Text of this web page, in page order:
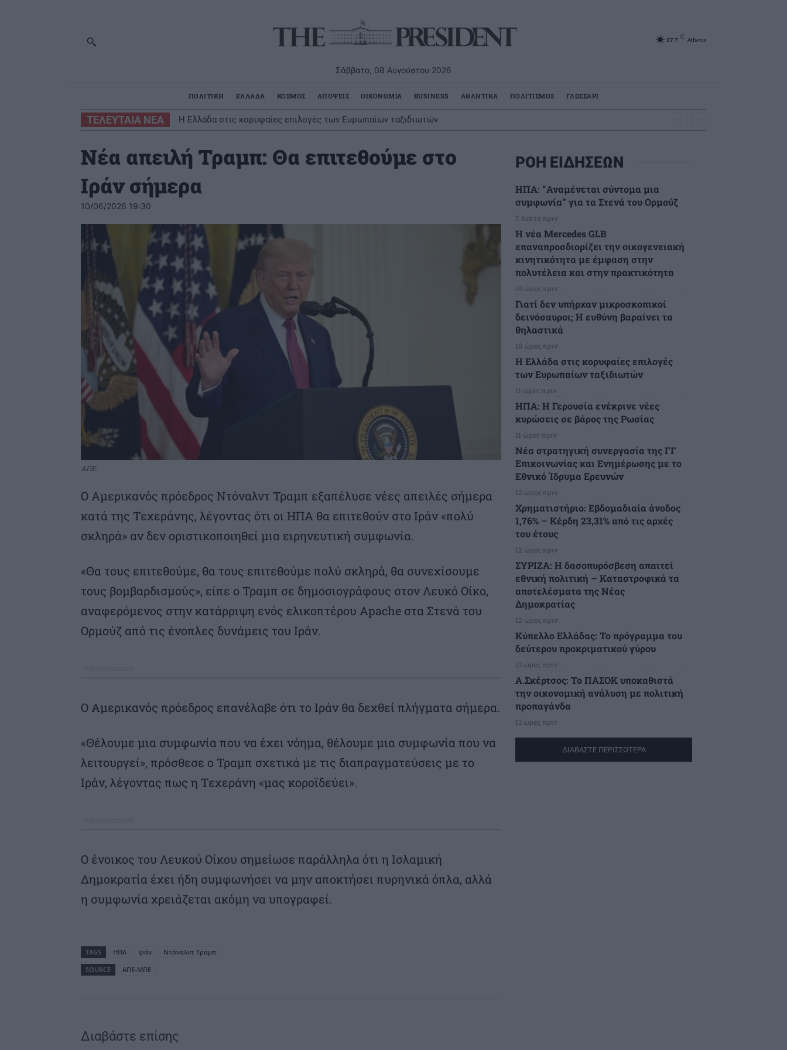
Σάββατο, 08 Αυγούστου 2026
27.7 C Athens
ΠΟΛΙΤΙΚΗ ΕΛΛΑΔΑ ΚΟΣΜΟΣ ΑΠΟΨΕΙΣ ΟΙΚΟΝΟΜΙΑ BUSINESS ΑΘΛΗΤΙΚΑ ΠΟΛΙΤΙΣΜΟΣ ΓΛΩΣΣΑΡΙ
ΤΕΛΕΥΤΑΙΑ ΝΕΑ Η Ελλάδα στις κορυφαίες επιλογές των Ευρωπαίων ταξιδιωτών
Νέα απειλή Τραμπ: Θα επιτεθούμε στο
Ιράν σήμερα
10/06/2026 19:30
ΑΠΕ
Ο Αμερικανός πρόεδρος Ντόναλντ Τραμπ εξαπέλυσε νέες απειλές σήμερα
κατά της Τεχεράνης, λέγοντας ότι οι ΗΠΑ θα επιτεθούν στο Ιράν «πολύ
σκληρά» αν δεν οριστικοποιηθεί μια ειρηνευτική συμφωνία.
«Θα τους επιτεθούμε, θα τους επιτεθούμε πολύ σκληρά, θα συνεχίσουμε
τους βομβαρδισμούς», είπε ο Τραμπ σε δημοσιογράφους στον Λευκό Οίκο,
αναφερόμενος στην κατάρριψη ενός ελικοπτέρου Apache στα Στενά του
Ορμούζ από τις ένοπλες δυνάμεις του Ιράν.
Ο Αμερικανός πρόεδρος επανέλαβε ότι το Ιράν θα δεχθεί πλήγματα σήμερα.
«Θέλουμε μια συμφωνία που να έχει νόημα, θέλουμε μια συμφωνία που να
λειτουργεί», πρόσθεσε ο Τραμπ σχετικά με τις διαπραγματεύσεις με το
Ιράν, λέγοντας πως η Τεχεράνη «μας κοροϊδεύει».
Ο ένοικος του Λευκού Οίκου σημείωσε παράλληλα ότι η Ισλαμική
Δημοκρατία έχει ήδη συμφωνήσει να μην αποκτήσει πυρηνικά όπλα, αλλά
η συμφωνία χρειάζεται ακόμη να υπογραφεί.
TAGS ΗΠΑ Ιράν
Ντόναλντ Τραμπ
SOURCE
ΑΠΕ-ΜΠΕ
Διαβάστε επίσης
ΡΟΗ ΕΙΔΗΣΕΩΝ
ΗΠΑ: “Αναμένεται σύντομα μια
συμφωνία” για τα Στενά του Ορμούζ
7 λεπτά πριν
Η νέα Mercedes GLB
επαναπροσδιορίζει την οικογενειακή
κινητικότητα με έμφαση στην
πολυτέλεια και στην πρακτικότητα
10 ώρες πριν
Γιατί δεν υπήρχαν μικροσκοπικοί
δεινόσαυροι; Η ευθύνη βαραίνει τα
θηλαστικά
10 ώρες πριν
Η Ελλάδα στις κορυφαίες επιλογές
των Ευρωπαίων ταξιδιωτών
11 ώρες πριν
ΗΠΑ: Η Γερουσία ενέκρινε νέες
κυρώσεις σε βάρος της Ρωσίας
11 ώρες πριν
Νέα στρατηγική συνεργασία της ΓΓ
Επικοινωνίας και Ενημέρωσης με το
Εθνικό Ίδρυμα Ερευνών
12 ώρες πριν
Χρηματιστήριο: Εβδομαδιαία άνοδος
1,76% – Κέρδη 23,31% από τις αρχές
του έτους
12 ώρες πριν
ΣΥΡΙΖΑ: Η δασοπυρόσβεση απαιτεί
εθνική πολιτική – Καταστροφικά τα
αποτελέσματα της Νέας
Δημοκρατίας
12 ώρες πριν
Κύπελλο Ελλάδας: Το πρόγραμμα του
δεύτερου προκριματικού γύρου
13 ώρες πριν
Α.Σκέρτσος: Το ΠΑΣΟΚ υποκαθιστά
την οικονομική ανάλυση με πολιτική
προπαγάνδα
13 ώρες πριν
ΔΙΑΒΑΣΤΕ ΠΕΡΙΣΣΟΤΕΡΑ